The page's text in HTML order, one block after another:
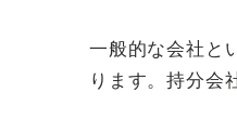
一般的な会社と
ります。持分会